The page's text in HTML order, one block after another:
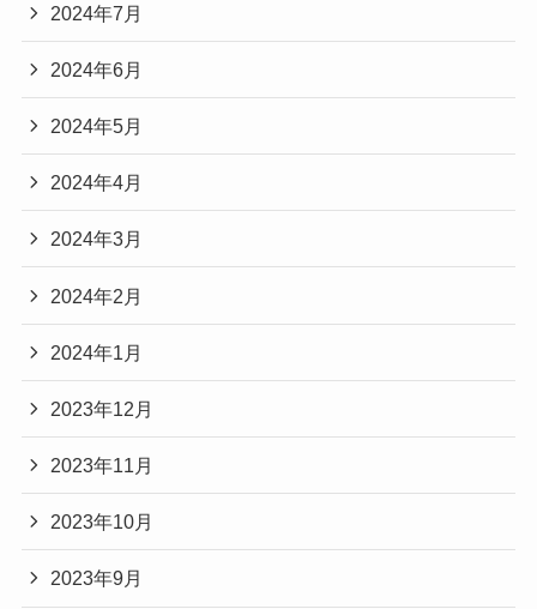
2024年7月
2024年6月
2024年5月
2024年4月
2024年3月
2024年2月
2024年1月
2023年12月
2023年11月
2023年10月
2023年9月